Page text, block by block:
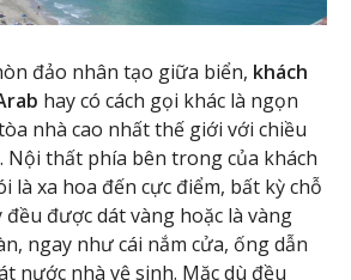
đảo nhân tạo giữa biển, khách
hay có cách gọi khác là ngọn
nhà cao nhất thế giới với chiều
Nội thất phía bên trong của khách
là xa hoa đến cực điểm, bất kỳ chỗ
được dát vàng hoặc là vàng
ngay như cái nắm cửa, ống dẫn
nước nhà vệ sinh. Mặc dù đều